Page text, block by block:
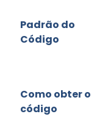
Padrão do
Código
Como obter o
código